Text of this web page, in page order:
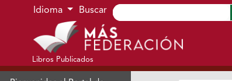
Ir al menú de navegación principal
Ir al contenido principal
Ir al pie de página del sitio
Idioma Buscar
Libros Publicados